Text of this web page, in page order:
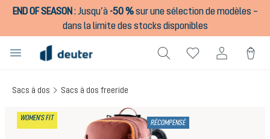
principal
END OF SEASON: Jusqu’à -50 %sur une sélection de modèles –
dans la limite des stocks disponibles
Sacs à dos Sacs à dos freeride
WOMEN'S FIT
RÉCOMPENSÉ